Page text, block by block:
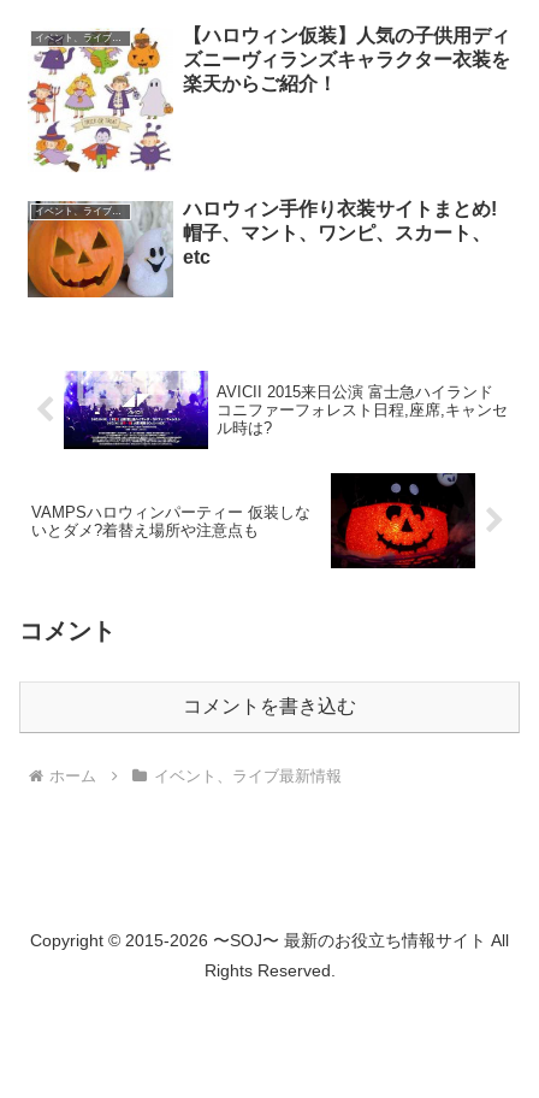
イベント、ライブ最新情報
【ハロウィン仮装】人気の子供用ディ
ズニーヴィランズキャラクター衣装を
楽天からご紹介！
イベント、ライブ最新情報
ハロウィン手作り衣装サイトまとめ!
帽子、マント、ワンピ、スカート、
etc
AVICII 2015来日公演 富士急ハイランド
コニファーフォレスト日程,座席,キャンセ
ル時は?
VAMPSハロウィンパーティー 仮装しな
いとダメ?着替え場所や注意点も
コメント
コメントを書き込む
ホーム イベント、ライブ最新情報
Copyright © 2015-2026 〜SOJ〜 最新のお役立ち情報サイト All
Rights Reserved.